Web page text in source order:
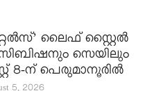
ലൈഫ് സ്റ്റൈൽ
സെയിലും
8-ന് പെരുമാനൂരിൽ